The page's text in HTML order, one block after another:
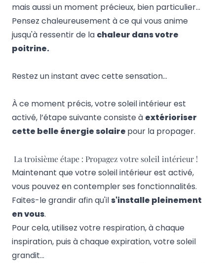
mais aussi un moment précieux, bien particulier…
Pensez chaleureusement à ce qui vous anime
jusqu'à ressentir de la chaleur dans votre
poitrine.
Restez un instant avec cette sensation…
À ce moment précis, votre soleil intérieur est
activé, l’étape suivante consiste à extérioriser
cette belle énergie solaire pour la propager.
La troisième étape : Propagez votre soleil intérieur !
Maintenant que votre soleil intérieur est activé,
vous pouvez en contempler ses fonctionnalités.
Faites-le grandir afin qu'ils'installe pleinement
en vous.
Pour cela, utilisez votre respiration, à chaque
inspiration, puis à chaque expiration, votre soleil
grandit…